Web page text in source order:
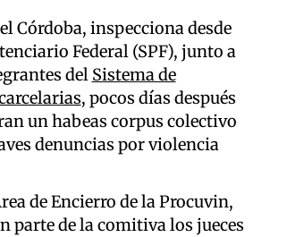
Córdoba, inspecciona desde
Federal (SPF), junto a
del Sistema de
, pocos días después
un habeas corpus colectivo
denuncias por violencia
de Encierro de la Procuvin,
parte de la comitiva los jueces